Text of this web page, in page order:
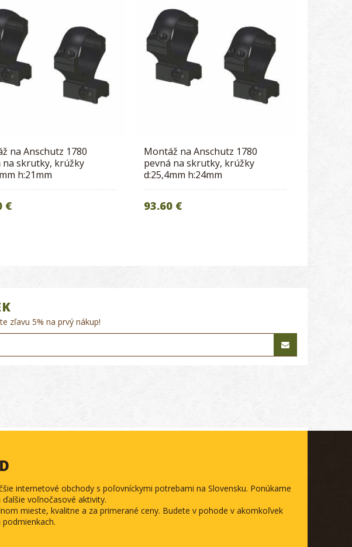
na Anschutz 1780
na skrutky, krúžky
h:21mm
€
Montáž na Anschutz 1780
pevná na skrutky, krúžky
d:25,4mm h:24mm
93.60 €
zľavu 5% na prvý nákup!
internetové obchody s poľovníckymi potrebami na Slovensku. Ponúkame
voľnočasové aktivity.
mieste, kvalitne a za primerané ceny. Budete v pohode v akomkoľvek